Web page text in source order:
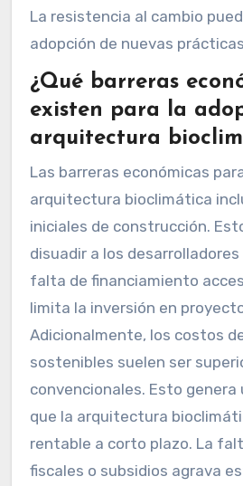
La resistencia al cambio
adopción de nuevas
¿Qué barreras
existen para la
arquitectura
Las barreras económicas
arquitectura bioclimática
iniciales de construcción.
disuadir a los
falta de financiamiento
limita la inversión en
Adicionalmente, los costos
sostenibles suelen ser
convencionales. Esto genera
que la arquitectura
rentable a corto plazo. La
fiscales o subsidios agrava